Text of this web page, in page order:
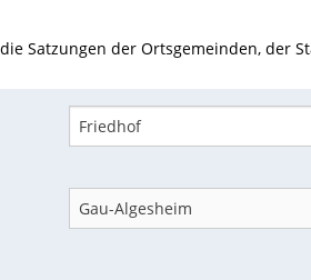
Satzungen der Ortsgemeinden, der